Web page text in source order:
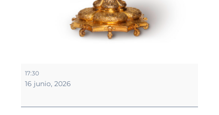
Espiritual.
17:30
16 junio, 2026